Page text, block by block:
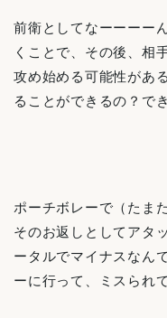
前衛としてなーーーー
くことで、その後、相
攻め始める可能性があ
ることができるの？で
ポーチボレーで（たま
そのお返しとしてアタ
ータルでマイナスなん
ーに行って、ミスられ